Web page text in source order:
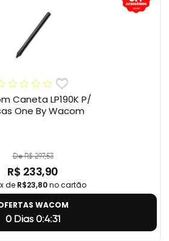
Caneta LP190K P/
One By Wacom
De R$ 297,53
R$ 233,90
de R$23,80no cartão
WACOM
0 Dias 0:4:31